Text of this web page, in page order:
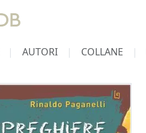
AUTORI COLLANE